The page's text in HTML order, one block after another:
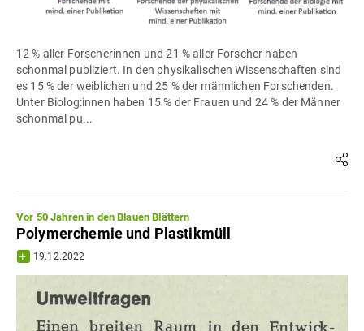
12 % aller Forscherinnen und 21 % aller Forscher haben
schonmal publiziert. In den physikalischen Wissenschaften sind
es 15 % der weiblichen und 25 % der männlichen Forschenden.
Unter Biolog:innen haben 15 % der Frauen und 24 % der Männer
schonmal pu...
Vor 50 Jahren in den Blauen Blättern
Polymerchemie und Plastikmüll
19.12.2022